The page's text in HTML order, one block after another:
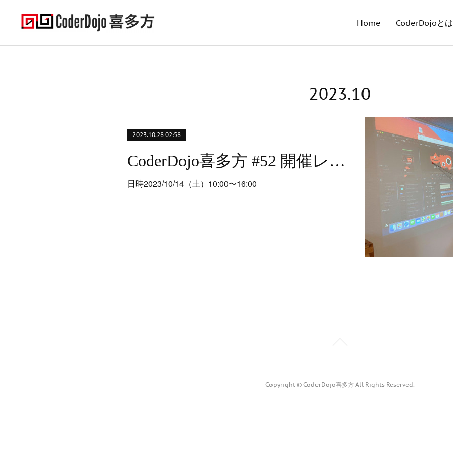
Home CoderDojoとは
2023.10
2023.10.28 02:58
CoderDojo喜多方 #52 開催レポート
日時2023/10/14（土）10:00〜16:00
Copyright © CoderDojo喜多方 All Rights Reserved.